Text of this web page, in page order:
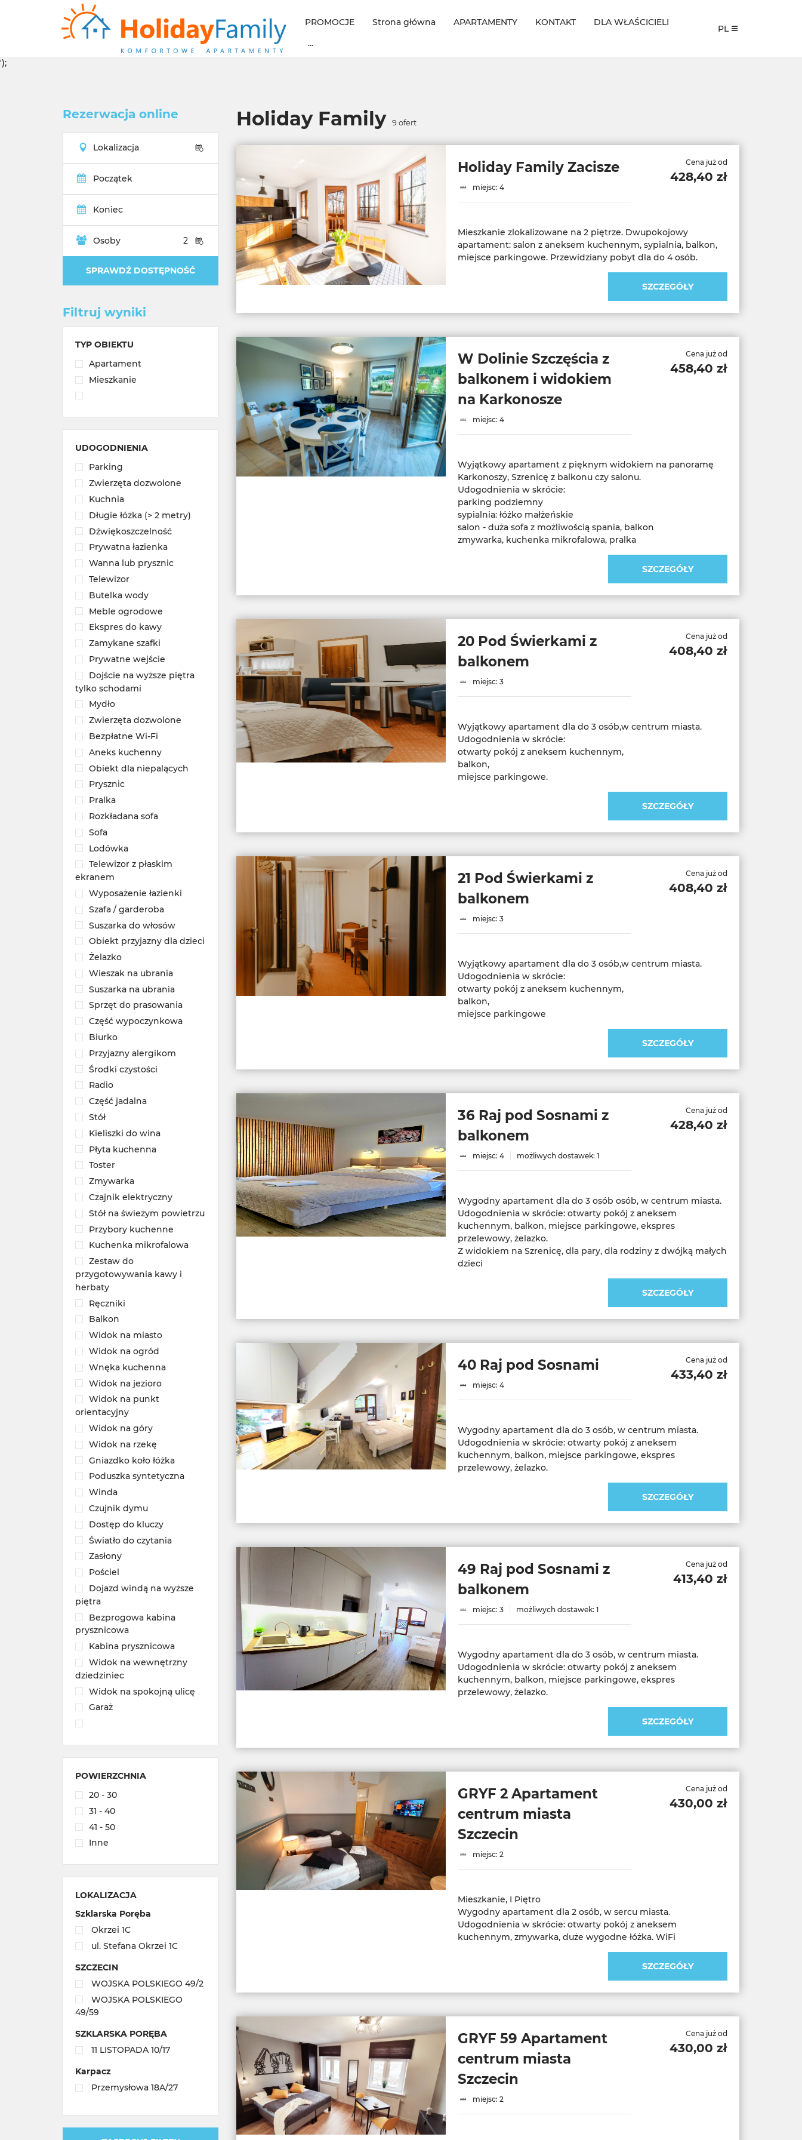
');
PROMOCJE Strona główna APARTAMENTY KONTAKT
DLA WŁAŚCICIELI
...
PL
Rezerwacja online
Lokalizacja
Początek
Koniec
Osoby
SPRAWDŹ DOSTĘPNOŚĆ
Filtruj wyniki
TYP OBIEKTU
Apartament
Mieszkanie
UDOGODNIENIA
Parking
Zwierzęta dozwolone
Kuchnia
Długie łóżka (> 2 metry)
Dźwiękoszczelność
Prywatna łazienka
Wanna lub prysznic
Telewizor
Butelka wody
Meble ogrodowe
Ekspres do kawy
Zamykane szafki
Prywatne wejście
Dojście na wyższe piętra
tylko schodami
Mydło
Zwierzęta dozwolone
Bezpłatne Wi-Fi
Aneks kuchenny
Obiekt dla niepalących
Prysznic
Pralka
Rozkładana sofa
Sofa
Lodówka
Telewizor z płaskim
ekranem
Wyposażenie łazienki
Szafa / garderoba
Suszarka do włosów
Obiekt przyjazny dla dzieci
Żelazko
Wieszak na ubrania
Suszarka na ubrania
Sprzęt do prasowania
Część wypoczynkowa
Biurko
Przyjazny alergikom
Środki czystości
Radio
Część jadalna
Stół
Kieliszki do wina
Płyta kuchenna
Toster
Zmywarka
Czajnik elektryczny
Stół na świeżym powietrzu
Przybory kuchenne
Kuchenka mikrofalowa
Zestaw do
przygotowywania kawy i
herbaty
Ręczniki
Balkon
Widok na miasto
Widok na ogród
Wnęka kuchenna
Widok na jezioro
Widok na punkt
orientacyjny
Widok na góry
Widok na rzekę
Gniazdko koło łóżka
Poduszka syntetyczna
Winda
Czujnik dymu
Dostęp do kluczy
Światło do czytania
Zasłony
Pościel
Dojazd windą na wyższe
piętra
Bezprogowa kabina
prysznicowa
Kabina prysznicowa
Widok na wewnętrzny
dziedziniec
Widok na spokojną ulicę
Garaż
POWIERZCHNIA
20 - 30
31 - 40
41 - 50
Inne
LOKALIZACJA
Szklarska Poręba
Okrzei 1C
ul. Stefana Okrzei 1C
SZCZECIN
WOJSKA POLSKIEGO 49/2
WOJSKA POLSKIEGO
49/59
SZKLARSKA PORĘBA
11 LISTOPADA 10/17
Karpacz
Przemysłowa 18A/27
Holiday Family 9 ofert
Holiday Family Zacisze
miejsc: 4
Cena już od
428,40 zł
Mieszkanie zlokalizowane na 2 piętrze. Dwupokojowy
apartament: salon z aneksem kuchennym, sypialnia, balkon,
miejsce parkingowe. Przewidziany pobyt dla do 4 osób.
SZCZEGÓŁY
W Dolinie Szczęścia z
balkonem i widokiem
na Karkonosze
miejsc: 4
Cena już od
458,40 zł
Wyjątkowy apartament z pięknym widokiem na panoramę
Karkonoszy, Szrenicę z balkonu czy salonu.
Udogodnienia w skrócie:
parking podziemny
sypialnia: łóżko małżeńskie
salon - duża sofa z możliwością spania, balkon
zmywarka, kuchenka mikrofalowa, pralka
SZCZEGÓŁY
20 Pod Świerkami z
balkonem
miejsc: 3
Cena już od
408,40 zł
Wyjątkowy apartament dla do 3 osób,w centrum miasta.
Udogodnienia w skrócie:
otwarty pokój z aneksem kuchennym,
balkon,
SZCZEGÓŁY
21 Pod Świerkami z
balkonem
miejsc: 3
Cena już od
408,40 zł
Wyjątkowy apartament dla do 3 osób,w centrum miasta.
Udogodnienia w skrócie:
otwarty pokój z aneksem kuchennym,
balkon,
SZCZEGÓŁY
36 Raj pod Sosnami z
balkonem
miejsc: 4 możliwych dostawek: 1
Cena już od
428,40 zł
Wygodny apartament dla do 3 osób osób, w centrum miasta.
Udogodnienia w skrócie: otwarty pokój z aneksem
kuchennym, balkon, miejsce parkingowe, ekspres
przelewowy, żelazko.
Z widokiem na Szrenicę, dla pary, dla rodziny z dwójką małych
dzieci
SZCZEGÓŁY
40 Raj pod Sosnami
miejsc: 4
Cena już od
433,40 zł
Wygodny apartament dla do 3 osób, w centrum miasta.
Udogodnienia w skrócie: otwarty pokój z aneksem
kuchennym, balkon, miejsce parkingowe, ekspres
SZCZEGÓŁY
49 Raj pod Sosnami z
balkonem
miejsc: 3 możliwych dostawek: 1
Cena już od
413,40 zł
Wygodny apartament dla do 3 osób, w centrum miasta.
Udogodnienia w skrócie: otwarty pokój z aneksem
kuchennym, balkon, miejsce parkingowe, ekspres
SZCZEGÓŁY
GRYF 2 Apartament
centrum miasta
Szczecin
miejsc: 2
Cena już od
430,00 zł
Mieszkanie, I Piętro
Wygodny apartament dla 2 osób, w sercu miasta.
Udogodnienia w skrócie: otwarty pokój z aneksem
kuchennym, zmywarka, duże wygodne łóżka. WiFi
SZCZEGÓŁY
GRYF 59 Apartament
centrum miasta
Szczecin
miejsc: 2
Cena już od
430,00 zł